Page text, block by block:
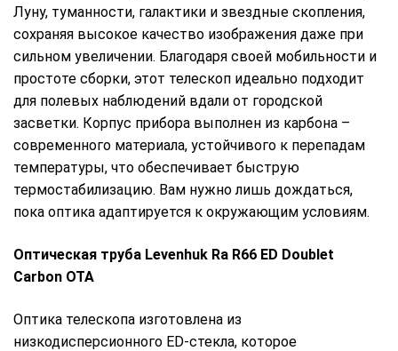
Луну, туманности, галактики и звездные скопления,
сохраняя высокое качество изображения даже при
сильном увеличении. Благодаря своей мобильности и
простоте сборки, этот телескоп идеально подходит
для полевых наблюдений вдали от городской
засветки. Корпус прибора выполнен из карбона –
современного материала, устойчивого к перепадам
температуры, что обеспечивает быструю
термостабилизацию. Вам нужно лишь дождаться,
пока оптика адаптируется к окружающим условиям.
Оптическая труба Levenhuk Ra R66 ED Doublet
Carbon OTA
Оптика телескопа изготовлена из
низкодисперсионного ED-стекла, которое